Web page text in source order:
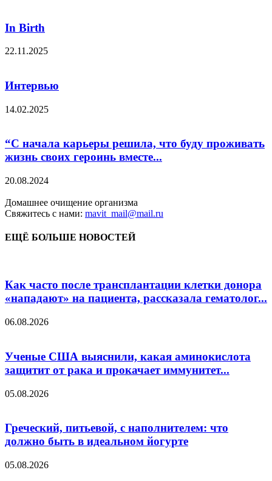
In Birth
22.11.2025
Интервью
14.02.2025
“С начала карьеры решила, что буду проживать
жизнь своих героинь вместе...
20.08.2024
Домашнее очищение организма
Свяжитесь с нами: mavit_mail@mail.ru
ЕЩЁ БОЛЬШЕ НОВОСТЕЙ
Как часто после трансплантации клетки донора
«нападают» на пациента, рассказала гематолог...
06.08.2026
Ученые США выяснили, какая аминокислота
защитит от рака и прокачает иммунитет...
05.08.2026
Греческий, питьевой, с наполнителем: что
должно быть в идеальном йогурте
05.08.2026